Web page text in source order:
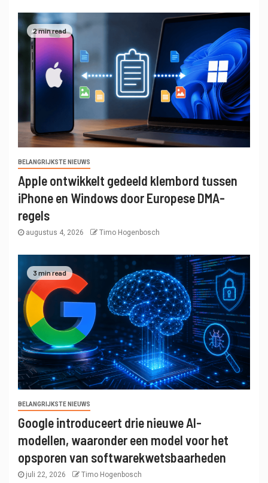
2 min read
BELANGRIJKSTE NIEUWS
Apple ontwikkelt gedeeld klembord tussen
iPhone en Windows door Europese DMA-
regels
augustus 4, 2026 Timo Hogenbosch
3 min read
BELANGRIJKSTE NIEUWS
Google introduceert drie nieuwe AI-
modellen, waaronder een model voor het
opsporen van softwarekwetsbaarheden
juli 22, 2026 Timo Hogenbosch